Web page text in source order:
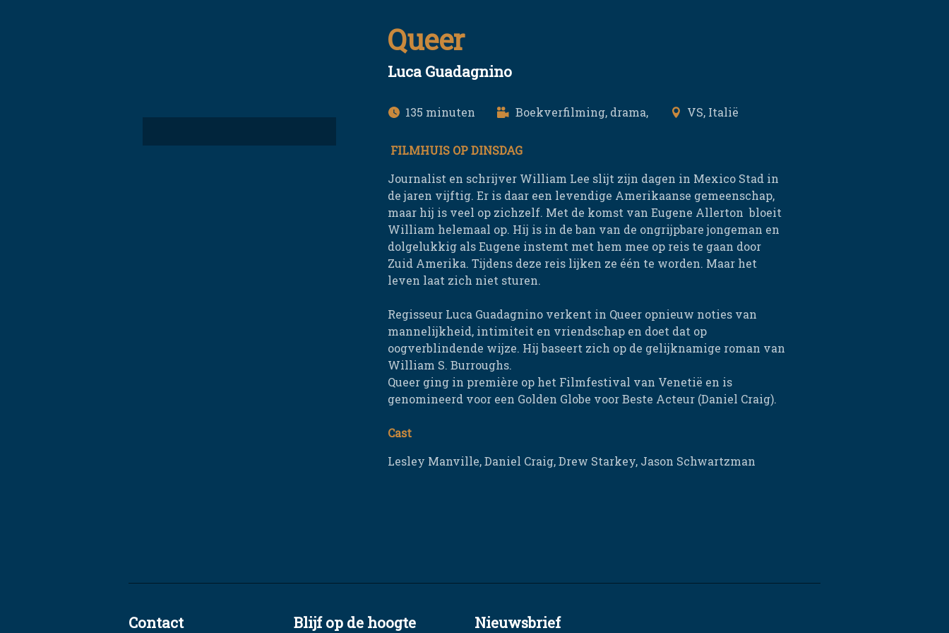
Queer
Luca Guadagnino
135 Boekverfilming, drama, VS, Italië
FILMHUIS OP DINSDAG
Journalist en schrijver William Lee slijt zijn dagen in Mexico Stad in
de jaren vijftig. Er is daar een levendige Amerikaanse gemeenschap,
maar hij is veel op zichzelf. Met de komst van Eugene Allerton bloeit
William helemaal op. Hij is in de ban van de ongrijpbare jongeman en
dolgelukkig als Eugene instemt met hem mee op reis te gaan door
Zuid Amerika. Tijdens deze reis lijken ze één te worden. Maar het
leven laat zich niet sturen.
Regisseur Luca Guadagnino verkent in Queer opnieuw noties van
mannelijkheid, intimiteit en vriendschap en doet dat op
oogverblindende wijze. Hij baseert zich op de gelijknamige roman van
William S. Burroughs.
Queer ging in première op het Filmfestival van Venetië en is
genomineerd voor een Golden Globe voor Beste Acteur (Daniel Craig).
Cast
Lesley Manville, Daniel Craig, Drew Starkey, Jason Schwartzman
Contact Blijf op de hoogte Nieuwsbrief